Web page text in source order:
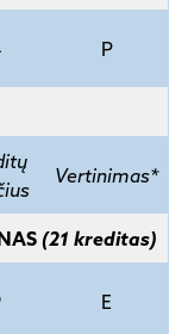
P
Vertinimas*
(21 kreditas)
E